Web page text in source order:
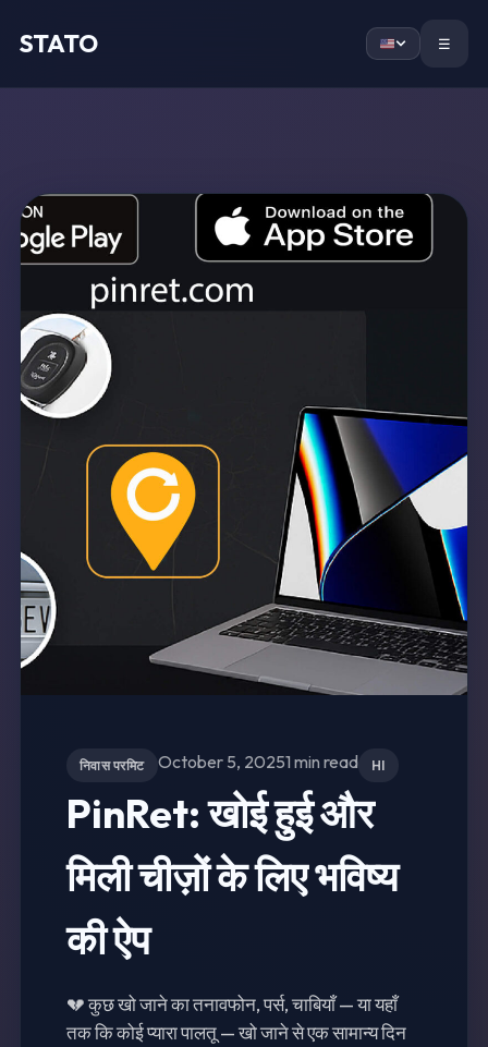
STATO
Home ☰
निवास परमिट October 5, 20251 min read HI
PinRet: खोई हुई और
मिली चीज़ों के लिए भविष्य
की ऐप
💔 कुछ खो जाने का तनावफोन, पर्स, चाबियाँ — या यहाँ
तक कि कोई प्यारा पालतू — खो जाने से एक सामान्य दिन